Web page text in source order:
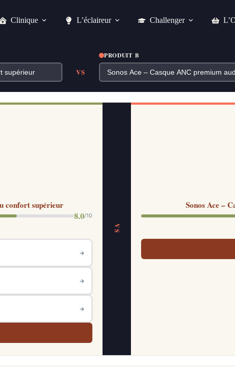
Clinique L’éclaireur Challenger
VS
PRODUIT B
confort supérieur
8.0/10
→
→
→
VS
Sonos Ace –